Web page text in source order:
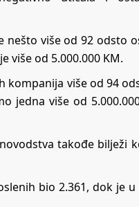
više od 92 odsto
više od 5.000.000 KM.
kompanija više od 94
jedna više od
takođe bilježi
bio 2.361, dok je